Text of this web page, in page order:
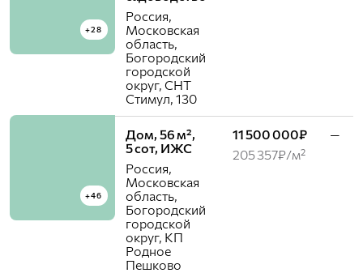
+28
Россия,
Московская
область,
Богородский
городской
округ, СНТ
Стимул, 130
+46
Дом, 56 м²,
5 сот, ИЖС
Россия,
Московская
область,
Богородский
городской
округ, КП
Родное
Пешково
11 500 000₽
205 357₽/м²
—